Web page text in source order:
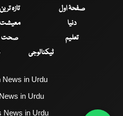
صفحۂ اول تازہ ترین
دنیا
معیشت
تعلیم
صحت
ٹیکنالوجی
News in Urdu
in Urdu
News in Urdu